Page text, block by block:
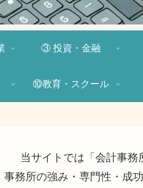
③ 投資・金融
⑩教育・スクール
当サイトでは「会計事務
事務所の強み・専門性・成